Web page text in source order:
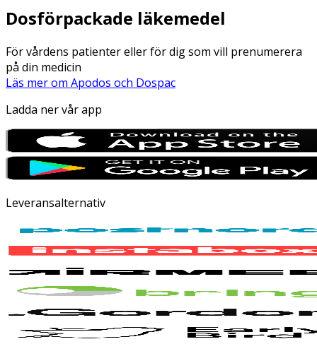
Dosförpackade läkemedel
För vårdens patienter eller för dig som vill prenumerera
på din medicin
Läs mer om Apodos och Dospac
Ladda ner vår app
Leveransalternativ